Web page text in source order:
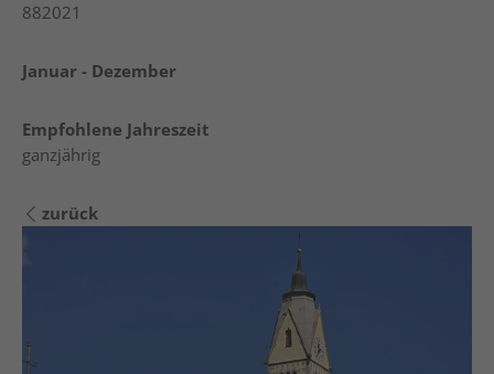
882021
Januar - Dezember
Empfohlene Jahreszeit
ganzjährig
zurück